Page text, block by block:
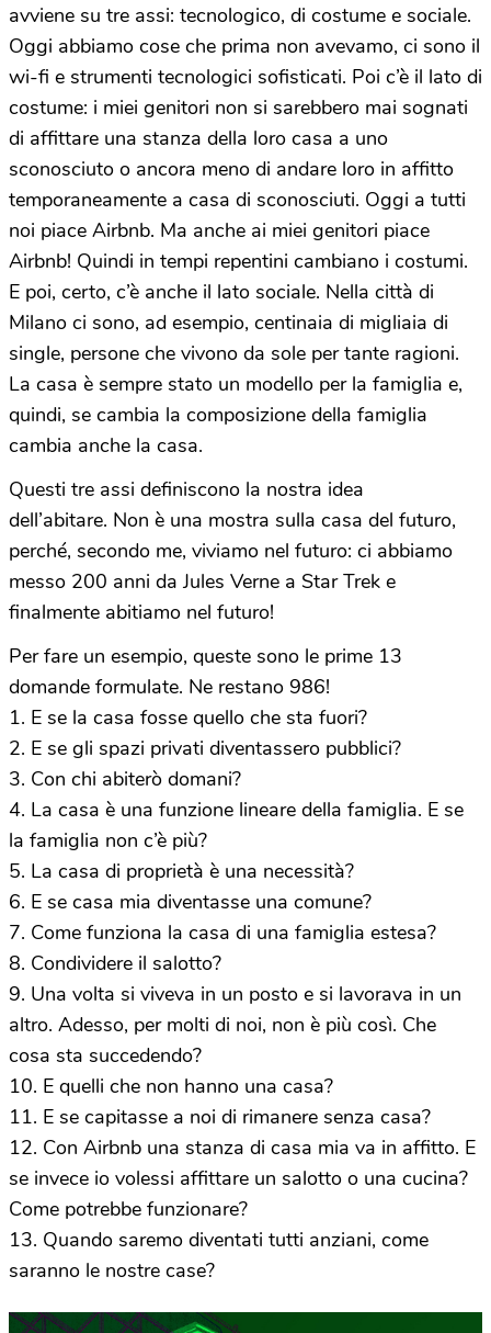
avviene su tre assi: tecnologico, di costume e sociale.
Oggi abbiamo cose che prima non avevamo, ci sono il
wi-fi e strumenti tecnologici sofisticati. Poi c’è il lato di
costume: i miei genitori non si sarebbero mai sognati
di affittare una stanza della loro casa a uno
sconosciuto o ancora meno di andare loro in affitto
temporaneamente a casa di sconosciuti. Oggi a tutti
noi piace Airbnb. Ma anche ai miei genitori piace
Airbnb! Quindi in tempi repentini cambiano i costumi.
E poi, certo, c’è anche il lato sociale. Nella città di
Milano ci sono, ad esempio, centinaia di migliaia di
single, persone che vivono da sole per tante ragioni.
La casa è sempre stato un modello per la famiglia e,
quindi, se cambia la composizione della famiglia
cambia anche la casa.
Questi tre assi definiscono la nostra idea
dell’abitare. Non è una mostra sulla casa del futuro,
perché, secondo me, viviamo nel futuro: ci abbiamo
messo 200 anni da Jules Verne a Star Trek e
finalmente abitiamo nel futuro!
Per fare un esempio, queste sono le prime 13
domande formulate. Ne restano 986!
1. E se la casa fosse quello che sta fuori?
2. E se gli spazi privati diventassero pubblici?
3. Con chi abiterò domani?
4. La casa è una funzione lineare della famiglia. E se
la famiglia non c’è più?
5. La casa di proprietà è una necessità?
6. E se casa mia diventasse una comune?
7. Come funziona la casa di una famiglia estesa?
8. Condividere il salotto?
9. Una volta si viveva in un posto e si lavorava in un
altro. Adesso, per molti di noi, non è più così. Che
cosa sta succedendo?
10. E quelli che non hanno una casa?
11. E se capitasse a noi di rimanere senza casa?
12. Con Airbnb una stanza di casa mia va in affitto. E
se invece io volessi affittare un salotto o una cucina?
Come potrebbe funzionare?
13. Quando saremo diventati tutti anziani, come
saranno le nostre case?